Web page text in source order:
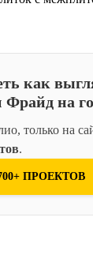
как
Фрайд на
только на
.
ПРОЕКТОВ